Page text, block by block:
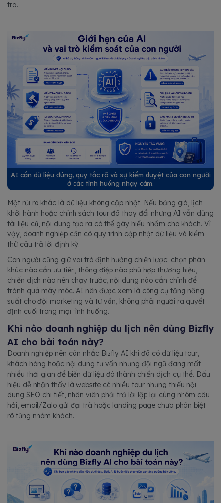
tra.
AI cần dữ liệu đúng, quy tắc rõ và sự kiểm duyệt của con người
ở các tình huống nhạy cảm.
Một rủi ro khác là dữ liệu không cập nhật. Nếu bảng giá, lịch
khởi hành hoặc chính sách tour đã thay đổi nhưng AI vẫn dùng
tài liệu cũ, nội dung tạo ra có thể gây hiểu nhầm cho khách. Vì
vậy, doanh nghiệp cần có quy trình cập nhật dữ liệu và kiểm
thử câu trả lời định kỳ.
Con người cũng giữ vai trò định hướng chiến lược: chọn phân
khúc nào cần ưu tiên, thông điệp nào phù hợp thương hiệu,
chiến dịch nào nên chạy trước, nội dung nào cần chỉnh để
tránh quá máy móc. AI nên được xem là công cụ tăng năng
suất cho đội marketing và tư vấn, không phải người ra quyết
định cuối trong mọi tình huống.
Khi nào doanh nghiệp du lịch nên dùng Bizfly
AI cho bài toán này?
Doanh nghiệp nên cân nhắc Bizfly AI khi đã có dữ liệu tour,
khách hàng hoặc nội dung tư vấn nhưng đội ngũ đang mất
nhiều thời gian để biến dữ liệu đó thành chiến dịch cụ thể. Dấu
hiệu dễ nhận thấy là website có nhiều tour nhưng thiếu nội
dung SEO chi tiết, nhân viên phải trả lời lặp lại cùng nhóm câu
hỏi, email/Zalo gửi đại trà hoặc landing page chưa phân biệt
rõ từng nhóm khách.